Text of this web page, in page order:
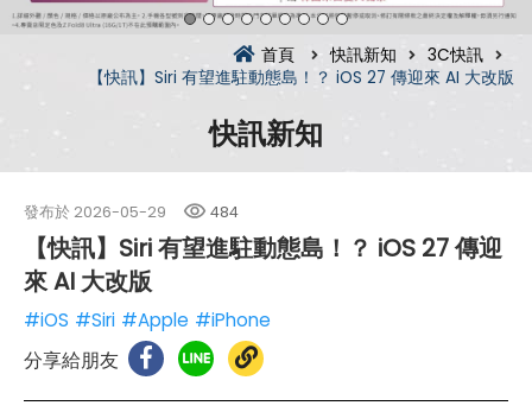
首頁 快訊新知
3C快訊
【快訊】Siri 有望進駐動態島！？ iOS 27 傳迎來 AI 大改版
快訊新知
發布於 2026-05-29 484
【快訊】Siri 有望進駐動態島！？ iOS 27 傳迎
來 AI 大改版
#iOS #Siri #Apple #iPhone
分享給朋友